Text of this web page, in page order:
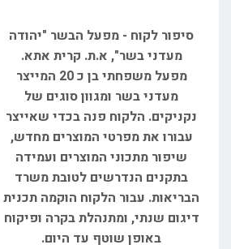
סיפור לקוח - מפעל הבשר "יהודה
מעדני בשר", א.ת. קרית אתא.
מפעל משפחתי בן כ 20 המייצר
מעדני בשר ומגוון סוגים של
נקניקים. הלקוח פנה בכדי שאייצר
עבורו את מפרטי המוצרים מחדש,
שיפור מתכוני המוצרים ועמידה
בתקנים הנדרשים לטובת משרד
הבריאות. עבור הלקוח הוקמה תכנית
דיגום שנתי, ומתנהלת בקרה ופיקוח
באופן שוטף עד היום.